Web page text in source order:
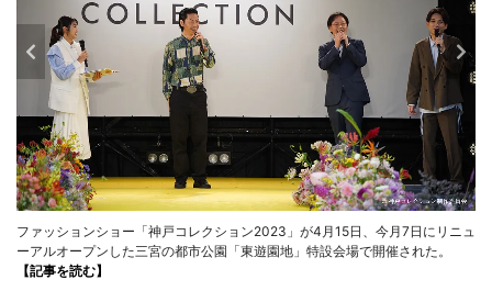
ファッションショー「神戸コレクション2023」が4月15日、今月7日にリニュ
ーアルオープンした三宮の都市公園「東遊園地」特設会場で開催された。
【記事を読む】